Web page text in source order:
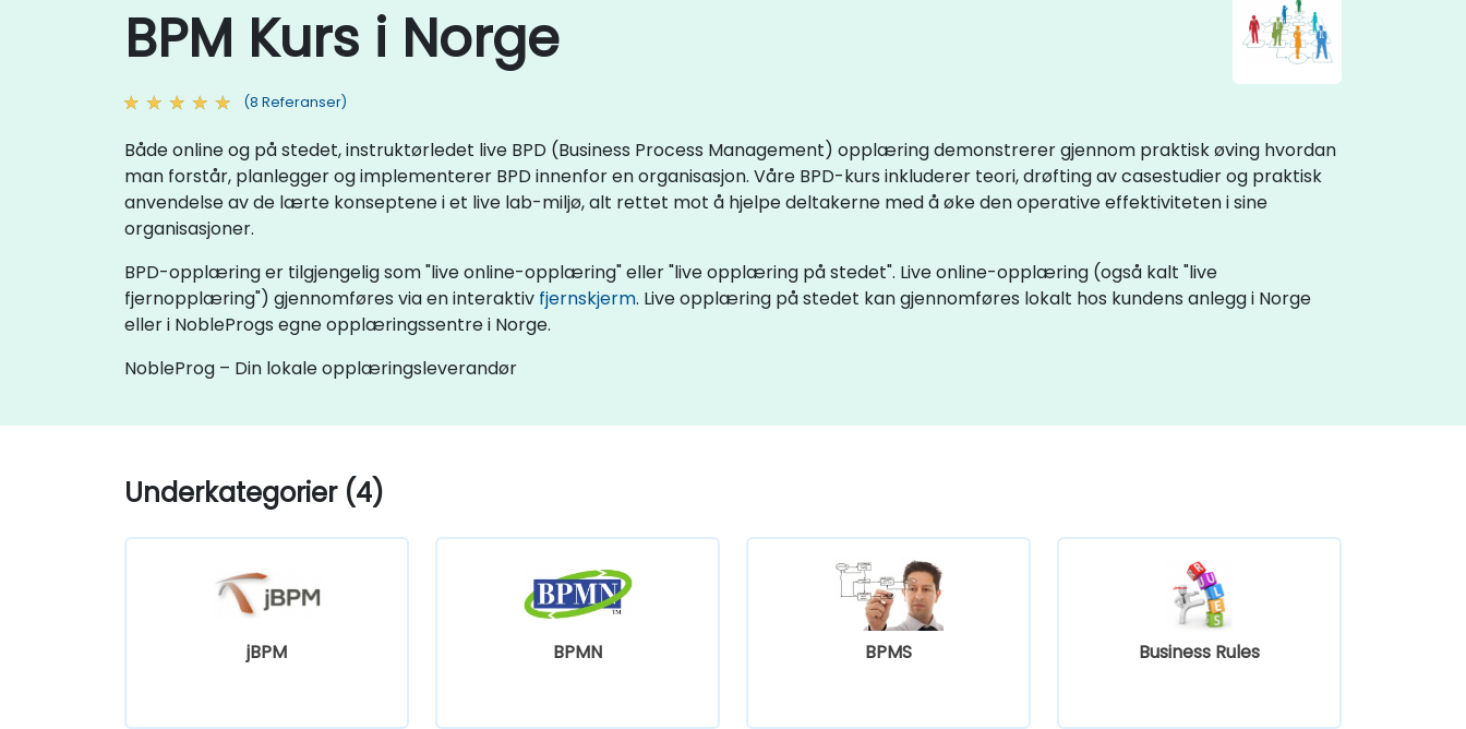
BPM Kurs i Norge
(8 Referanser)
Både online og på stedet, instruktørledet live BPD (Business Process Management) opplæring demonstrerer gjennom praktisk øving hvordan
man forstår, planlegger og implementerer BPD innenfor en organisasjon. Våre BPD-kurs inkluderer teori, drøfting av casestudier og praktisk
anvendelse av de lærte konseptene i et live lab-miljø, alt rettet mot å hjelpe deltakerne med å øke den operative effektiviteten i sine
organisasjoner.
BPD-opplæring er tilgjengelig som "live online-opplæring" eller "live opplæring på stedet". Live online-opplæring (også kalt "live
fjernopplæring") gjennomføres via en interaktiv fjernskjerm. Live opplæring på stedet kan gjennomføres lokalt hos kundens anlegg i Norge
eller i NobleProgs egne opplæringssentre i Norge.
NobleProg – Din lokale opplæringsleverandør
Underkategorier (4)
jBPM BPMN BPMS Business Rules